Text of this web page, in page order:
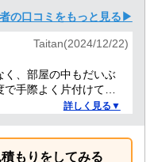
の口コミをもっと見る▶
Taitan(2024/12/22)
、部屋の中もだいぶ
手際よく片付けてく
詳しく見る▼
もりをしてみる